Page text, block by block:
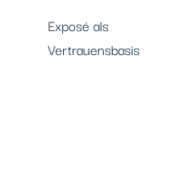
Exposé als
Vertrauensbasis